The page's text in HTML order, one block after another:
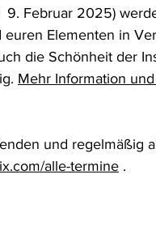
9. Februar 2025)
Elementen in
die Schönheit der
Mehr Information
und regelmäßig
alle-termine .